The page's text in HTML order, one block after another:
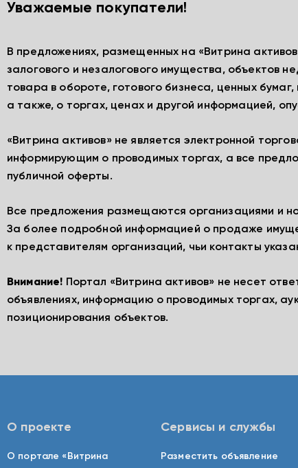
Уважаемые покупатели!
В предложениях, размещенных на «Витрина
залогового и незалогового имущества, объектов
товара в обороте, готового бизнеса, ценных
а также, о торгах, ценах и другой информацией,
«Витрина активов» не является электронной
информирующим о проводимых торгах, а все
публичной оферты.
Все предложения размещаются организациями и
За более подробной информацией о продаже
к представителям организаций, чьи контакты
Внимание! Портал «Витрина активов» не несет
объявлениях, информацию о проводимых торгах,
позиционирования объектов.
О проекте
О портале «Витрина
Сервисы и службы
Разместить объявление